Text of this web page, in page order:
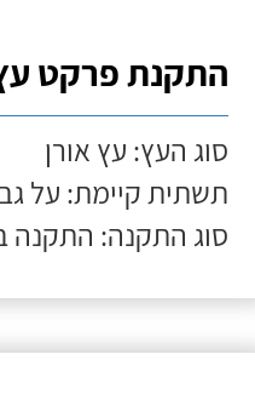
התקנת פרקט
סוג העץ: עץ אורן
תשתית קיימת: על
סוג התקנה: התקנה